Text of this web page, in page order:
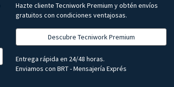
Hazte cliente Tecniwork Premium y obtén envíos
gratuitos con condiciones ventajosas.
Descubre Tecniwork Premium
Entrega rápida en 24/48 horas.
Enviamos con BRT - Mensajería Exprés